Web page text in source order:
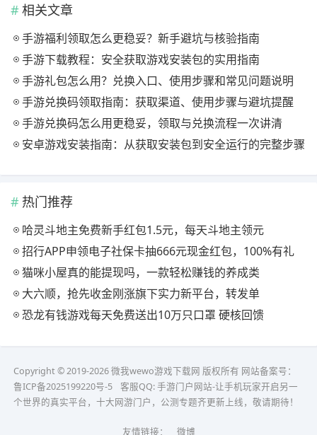
相关文章
手游福利领取怎么更稳妥？新手避坑与核验指南
手游下载教程：安全获取游戏安装包的实用指南
手游礼包怎么用？兑换入口、使用步骤和常见问题说明
手游兑换码领取指南：获取渠道、使用步骤与避坑提醒
手游兑换码怎么用更稳妥，领取与兑换流程一次讲清
安卓游戏安装指南：从获取安装包到安全运行的完整步骤
热门推荐
哈灵斗地主免费新手红包1.5元，每天斗地主领元
招行APP申领电子社保卡抽666元现金红包，100%有礼
猫咪小屋真的能提现吗，一款轻松赚钱的养成类
大六顺，抢先收金刚涨旗下实力新平台，转发单
恐龙有钱游戏每天免费送出10万只口罩 硬核回馈
Copyright © 2019-2026 微我wewo游戏下载网 版权所有 网站备案号：
鲁ICP备2025199220号-5
客服QQ:手游门户网站-让手机玩家开启另一
个世界的真实平台，十大网游门户，公测专题齐更新上线，敬请期待！
友情链接： 微博